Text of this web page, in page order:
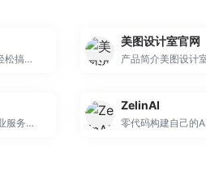
专业的AI营销创意平台，AI帮你轻松搞定Banner设计、商品图优化、海报设计，素材图优化。更有AI创意诊断助手，基于大数据帮你分析高点击率营销素材的秘密，助力商家营销获得高回报。内置海量免费商用素材/模板，一站搞定设计。AIGC功能也超简单，自由对话模式，聊聊天就把创意图做好了！
美图设计室官网
产品简介美图设计
京东智能人机交互平台，助力企业服务数智化转型。
ZelinAI
零代码构建自己的